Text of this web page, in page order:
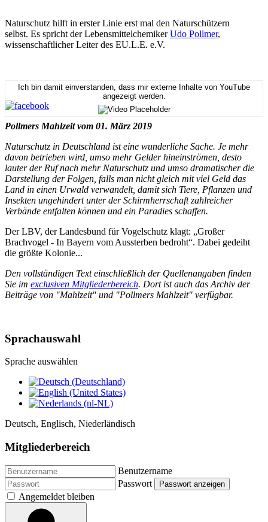
Naturschutz hilft in erster Linie erst mal den Naturschützern
selbst. Es spricht der LebensmittelchemikerUdo Pollmer,
wissenschaftlicher Leiter des EU.L.E. e.V.
Ich bin damit einverstanden, dass mir externe Inhalte von YouTube
angezeigt werden.
Pollmers Mahlzeit vom 01. März 2019
Naturschutz in Deutschland ist eine wunderliche Sache. Je mehr
davon betrieben wird, umso mehr Gelder hineinströmen, desto
lauter der Ruf nach mehr Naturschutz und umso dramatischer die
Darstellung der Folgen, falls man nicht gleich mit viel Geld das
Land in einen Urwald verwandelt, damit sich Tiere, Pflanzen und
Insekten ungehindert unter der Schirmherrschaft zahlreicher
Verbände entfalten können und ein Paradies schaffen.
Der LBV, der Landesbund für Vogelschutz klagt: „Großer
Brachvogel - In Bayern vom Aussterben bedroht“. Dabei gedeiht
die größte Kolonie...
Den vollständigen Text einschließlich der Quellenangaben finden
Sie im exclusiven Mitgliederbereich. Dort ist auch das Archiv der
Beiträge von "Mahlzeit" und "Pollmers Mahlzeit" verfügbar.
Sprachauswahl
Sprache auswählen
Deutsch, Englisch, Niederländisch
Mitgliederbereich
Benutzername
Passwort
Passwort anzeigen
Angemeldet bleiben